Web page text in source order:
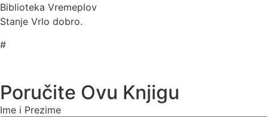
Biblioteka Vremeplov
Stanje Vrlo dobro.
#
Poručite Ovu Knjigu
Ime i Prezime